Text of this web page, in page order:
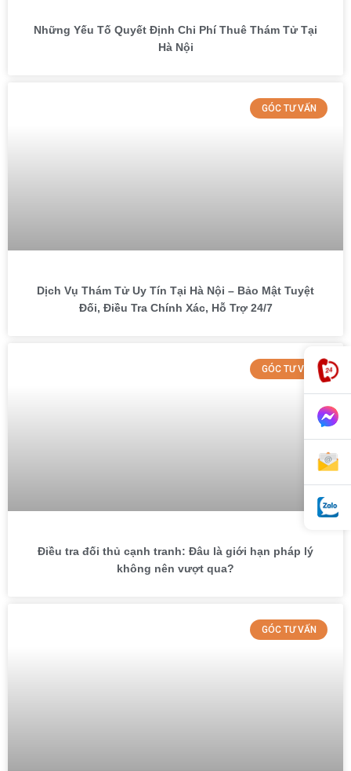
Những Yếu Tố Quyết Định Chi Phí Thuê Thám Tử Tại
Hà Nội
GÓC TƯ VẤN
Dịch Vụ Thám Tử Uy Tín Tại Hà Nội – Bảo Mật Tuyệt
Đối, Điều Tra Chính Xác, Hỗ Trợ 24/7
GÓC TƯ VẤN
Điều tra đối thủ cạnh tranh: Đâu là giới hạn pháp lý
không nên vượt qua?
GÓC TƯ VẤN